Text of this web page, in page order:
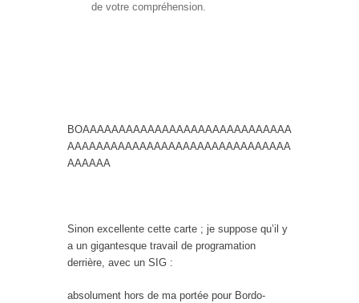
de votre compréhension.
BOAAAAAAAAAAAAAAAAAAAAAAAAAAAAA
AAAAAAAAAAAAAAAAAAAAAAAAAAAAAAA
AAAAAA
Sinon excellente cette carte ; je suppose qu’il y
a un gigantesque travail de programation
derrière, avec un SIG :
absolument hors de ma portée pour Bordo-